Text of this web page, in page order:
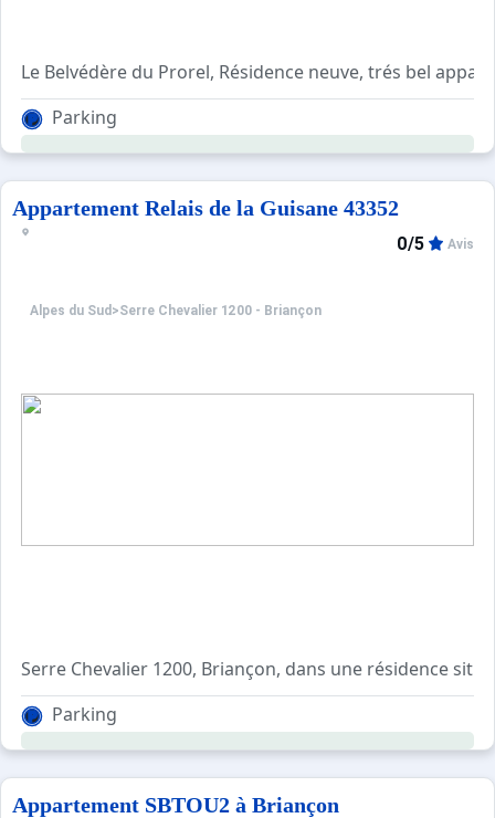
Le Belvédère du Prorel, Résidence neuve, trés bel
Trés belles prestations.
Parking
Appartement Relais de la Guisane 43352
Alpes du Sud >Serre Chevalier 1200 - Briançon
0/5 Avis
Serre Chevalier 1200, Briançon, dans une résidence
Entrée, coin montagne avec 2 lits superposés, salle de
Coin-cuisine équipé (mini-four, micro-onde, plaque de
Balcon Sud-Est avec vue sur la vieille ville de Briançon.
Départs des pistes à 2 pas, navettes et commerces à
Parking
Appartement SBTOU2 à Briançon